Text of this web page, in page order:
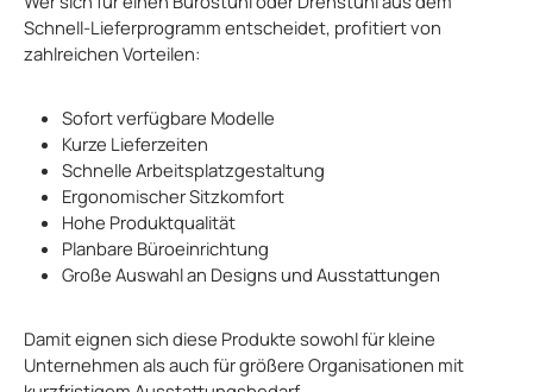
Schnell-Lieferprogramm entscheidet, profitiert von
zahlreichen Vorteilen:
Sofort verfügbare Modelle
Kurze Lieferzeiten
Schnelle Arbeitsplatzgestaltung
Ergonomischer Sitzkomfort
Hohe Produktqualität
Planbare Büroeinrichtung
Große Auswahl an Designs und Ausstattungen
Damit eignen sich diese Produkte sowohl für kleine
Unternehmen als auch für größere Organisationen mit